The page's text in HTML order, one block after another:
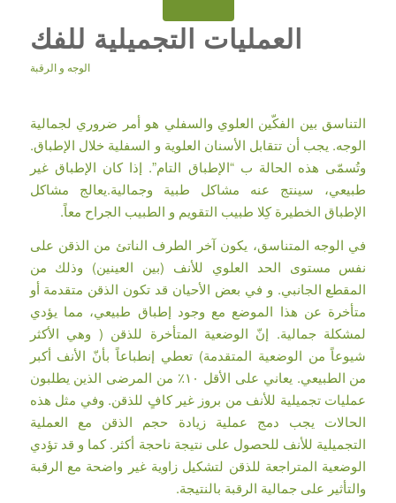
العمليات التجميلية للفك
الوجه و الرقبة
التناسق بين الفكّين العلوي والسفلي هو أمر ضروري لجمالية
الوجه. يجب أن تتقابل الأسنان العلوية و السفلية خلال الإطباق.
وتُسمّى هذه الحالة ب “الإطباق التام”. إذا كان الإطباق غير
طبيعي، سينتج عنه مشاكل طبية وجمالية.يعالج مشاكل
الإطباق الخطيرة كِلا طبيب التقويم و الطبيب الجراح معاً.
في الوجه المتناسق، يكون آخر الطرف الناتئ من الذقن على
نفس مستوى الحد العلوي للأنف (بين العينين) وذلك من
المقطع الجانبي. و في بعض الأحيان قد تكون الذقن متقدمة أو
متأخرة عن هذا الموضع مع وجود إطباق طبيعي، مما يؤدي
لمشكلة جمالية. إنّ الوضعية المتأخرة للذقن ( وهي الأكثر
شيوعاً من الوضعية المتقدمة) تعطي إنطباعاً بأنّ الأنف أكبر
من الطبيعي. يعاني على الأقل ١٠٪ من المرضى الذين يطلبون
عمليات تجميلية للأنف من بروز غير كافٍ للذقن. وفي مثل هذه
الحالات يجب دمج عملية زيادة حجم الذقن مع العملية
التجميلية للأنف للحصول على نتيجة ناحجة أكثر. كما و قد تؤدي
الوضعية المتراجعة للذقن لتشكيل زاوية غير واضحة مع الرقبة
والتأثير على جمالية الرقبة بالنتيجة.